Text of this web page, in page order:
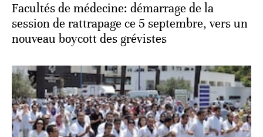
Facultés de médecine: démarrage de la
session de rattrapage ce 5 septembre, vers un
nouveau boycott des grévistes